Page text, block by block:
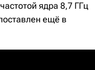
ядра 8,7 ГГц
ещё в